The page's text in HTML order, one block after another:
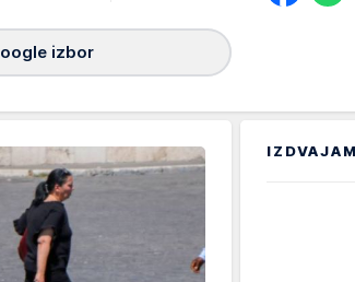
izbor